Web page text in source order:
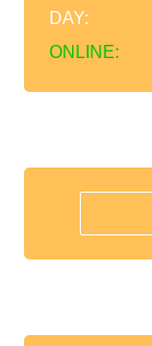
ONLINE:
DAY: